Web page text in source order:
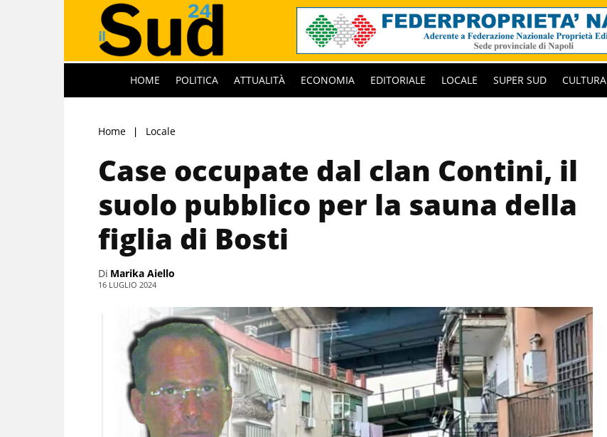
HOME POLITICA ATTUALITÀ ECONOMIA EDITORIALE LOCALE SUPER SUD CULTURA
Home Locale
Case occupate dal clan Contini, il
suolo pubblico per la sauna della
figlia di Bosti
Di Marika Aiello
16 LUGLIO 2024